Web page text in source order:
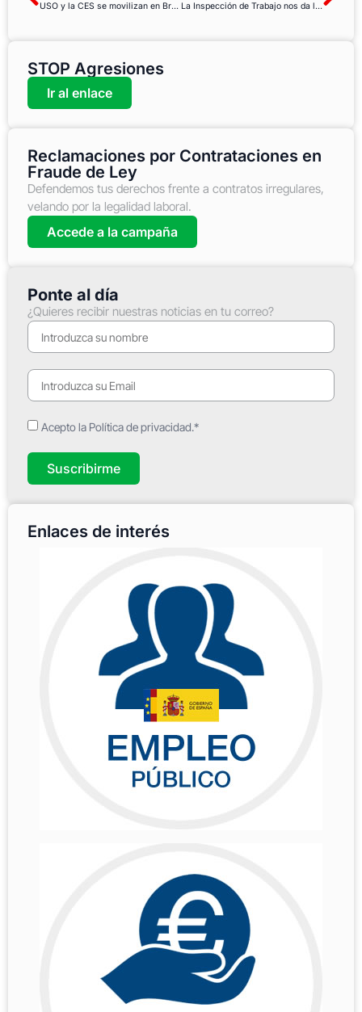
USO y la CES se movilizan en Bruselas por la paz en Ucrania La Inspección de Trabajo nos da la razón en la denuncia contra el Consorcio Provincial de Badajoz
STOP Agresiones
Ir al enlace
Reclamaciones por Contrataciones en
Fraude de Ley
Defendemos tus derechos frente a contratos irregulares,
velando por la legalidad laboral.
Accede a la campaña
Ponte al día
¿Quieres recibir nuestras noticias en tu correo?
Acepto la Política de privacidad.*
Suscribirme
Enlaces de interés